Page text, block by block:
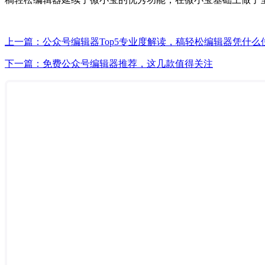
上一篇：公众号编辑器Top5专业度解读，稿轻松编辑器凭什么
下一篇：免费公众号编辑器推荐，这几款值得关注